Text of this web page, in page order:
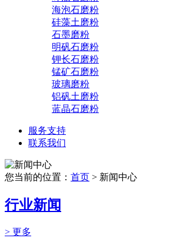
海泡石磨粉
硅藻土磨粉
石墨磨粉
明矾石磨粉
钾长石磨粉
锰矿石磨粉
玻璃磨粉
铝矾土磨粉
蓝晶石磨粉
服务支持
联系我们
您当前的位置： 首页 > 新闻中心
行业新闻
> 更多